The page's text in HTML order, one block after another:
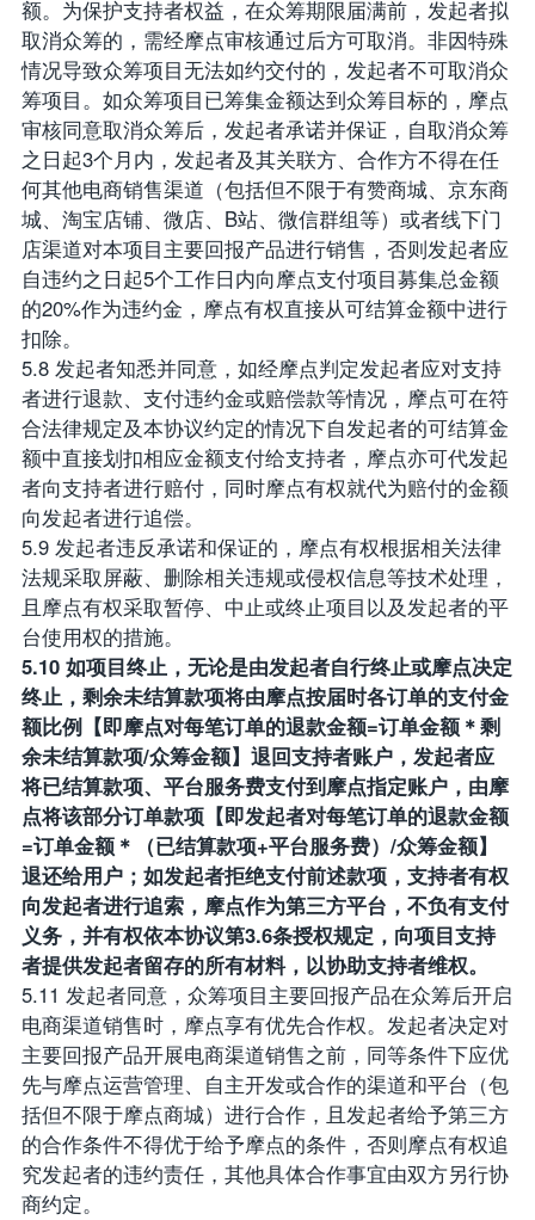
额。为保护支持者权益，在众筹期限届满前，发起者拟
取消众筹的，需经摩点审核通过后方可取消。非因特殊
情况导致众筹项目无法如约交付的，发起者不可取消众
筹项目。如众筹项目已筹集金额达到众筹目标的，摩点
审核同意取消众筹后，发起者承诺并保证，自取消众筹
之日起3个月内，发起者及其关联方、合作方不得在任
何其他电商销售渠道（包括但不限于有赞商城、京东商
城、淘宝店铺、微店、B站、微信群组等）或者线下门
店渠道对本项目主要回报产品进行销售，否则发起者应
自违约之日起5个工作日内向摩点支付项目募集总金额
的20%作为违约金，摩点有权直接从可结算金额中进行
扣除。
5.8 发起者知悉并同意，如经摩点判定发起者应对支持
者进行退款、支付违约金或赔偿款等情况，摩点可在符
合法律规定及本协议约定的情况下自发起者的可结算金
额中直接划扣相应金额支付给支持者，摩点亦可代发起
者向支持者进行赔付，同时摩点有权就代为赔付的金额
向发起者进行追偿。
5.9 发起者违反承诺和保证的，摩点有权根据相关法律
法规采取屏蔽、删除相关违规或侵权信息等技术处理，
且摩点有权采取暂停、中止或终止项目以及发起者的平
台使用权的措施。
5.10 如项目终止，无论是由发起者自行终止或摩点决定
终止，剩余未结算款项将由摩点按届时各订单的支付金
额比例【即摩点对每笔订单的退款金额=订单金额＊剩
余未结算款项/众筹金额】退回支持者账户，发起者应
将已结算款项、平台服务费支付到摩点指定账户，由摩
点将该部分订单款项【即发起者对每笔订单的退款金额
=订单金额＊（已结算款项+平台服务费）/众筹金额】
退还给用户；如发起者拒绝支付前述款项，支持者有权
向发起者进行追索，摩点作为第三方平台，不负有支付
义务，并有权依本协议第3.6条授权规定，向项目支持
者提供发起者留存的所有材料，以协助支持者维权。
5.11 发起者同意，众筹项目主要回报产品在众筹后开启
电商渠道销售时，摩点享有优先合作权。发起者决定对
主要回报产品开展电商渠道销售之前，同等条件下应优
先与摩点运营管理、自主开发或合作的渠道和平台（包
括但不限于摩点商城）进行合作，且发起者给予第三方
的合作条件不得优于给予摩点的条件，否则摩点有权追
究发起者的违约责任，其他具体合作事宜由双方另行协
商约定。